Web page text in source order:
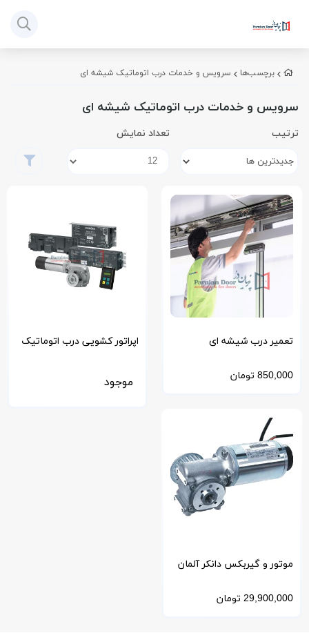
برچسب‌ها سرویس و خدمات درب اتوماتیک شیشه ای
سرویس و خدمات درب اتوماتیک شیشه ای
ترتیب تعداد نمایش
تعمیر درب شیشه ای
اتوماتیک کشویی و لولایی به
850,000 تومان
اپراتور کشویی درب اتوماتیک
موجود
موتور و گیربکس دانکر آلمان
25*63
29,900,000 تومان